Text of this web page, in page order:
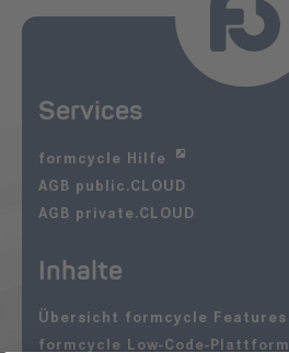
Services
formcycle Hilfe
AGB public.CLOUD
AGB private.CLOUD
Inhalte
Übersicht formcycle Features
formcycle Low-Code-Plattform